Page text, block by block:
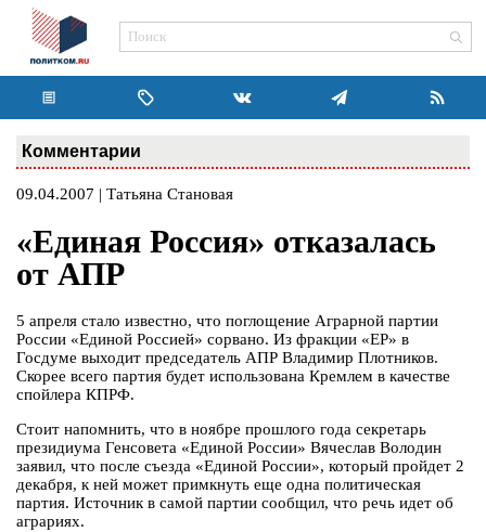
Комментарии
09.04.2007 | Татьяна Становая
«Единая Россия» отказалась
от АПР
5 апреля стало известно, что поглощение Аграрной партии
России «Единой Россией» сорвано. Из фракции «ЕР» в
Госдуме выходит председатель АПР Владимир Плотников.
Скорее всего партия будет использована Кремлем в качестве
спойлера КПРФ.
Стоит напомнить, что в ноябре прошлого года секретарь
президиума Генсовета «Единой России» Вячеслав Володин
заявил, что после съезда «Единой России», который пройдет 2
декабря, к ней может примкнуть еще одна политическая
партия. Источник в самой партии сообщил, что речь идет об
аграриях.